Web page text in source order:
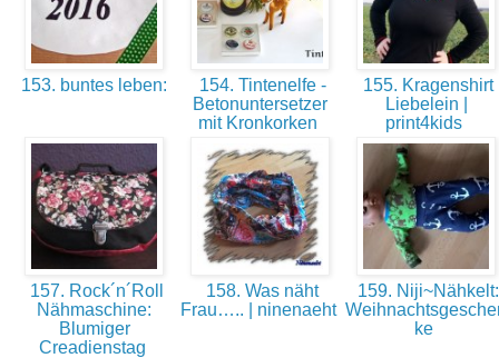
153. buntes leben:
154. Tintenelfe -
Betonuntersetzer
mit Kronkorken
155. Kragenshirt
Liebelein |
print4kids
157. Rock´n´Roll
Nähmaschine:
Blumiger
Creadienstag
158. Was näht
Frau….. | ninenaeht
159. Niji~Nähkelt:
ke